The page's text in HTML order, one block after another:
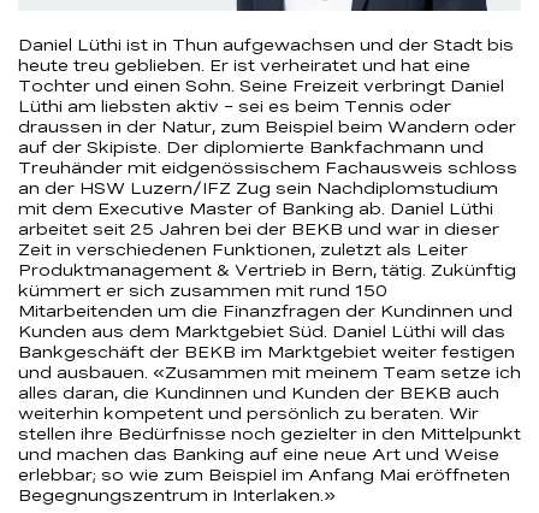
Daniel Lüthi ist in Thun aufgewachsen und der Stadt bis
heute treu geblieben. Er ist verheiratet und hat eine
Tochter und einen Sohn. Seine Freizeit verbringt Daniel
Lüthi am liebsten aktiv – sei es beim Tennis oder
draussen in der Natur, zum Beispiel beim Wandern oder
auf der Skipiste. Der diplomierte Bankfachmann und
Treuhänder mit eidgenössischem Fachausweis schloss
an der HSW Luzern/IFZ Zug sein Nachdiplomstudium
mit dem Executive Master of Banking ab. Daniel Lüthi
arbeitet seit 25 Jahren bei der BEKB und war in dieser
Zeit in verschiedenen Funktionen, zuletzt als Leiter
Produktmanagement & Vertrieb in Bern, tätig. Zukünftig
kümmert er sich zusammen mit rund 150
Mitarbeitenden um die Finanzfragen der Kundinnen und
Kunden aus dem Marktgebiet Süd. Daniel Lüthi will das
Bankgeschäft der BEKB im Marktgebiet weiter festigen
und ausbauen. «Zusammen mit meinem Team setze ich
alles daran, die Kundinnen und Kunden der BEKB auch
weiterhin kompetent und persönlich zu beraten. Wir
stellen ihre Bedürfnisse noch gezielter in den Mittelpunkt
und machen das Banking auf eine neue Art und Weise
erlebbar; so wie zum Beispiel im Anfang Mai eröffneten
Begegnungszentrum in Interlaken.»